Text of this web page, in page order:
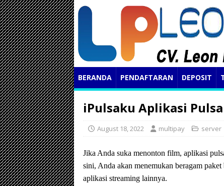
BERANDA PENDAFTARAN DEPOSIT
iPulsaku Aplikasi
August 18, 2022 multipay server
Jika Anda suka menonton film, aplikasi
sini, Anda akan menemukan beragam
aplikasi streaming lainnya.